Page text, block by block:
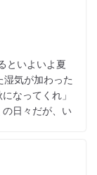
といよいよ夏
気が加わった
なってくれ」
日々だが、い